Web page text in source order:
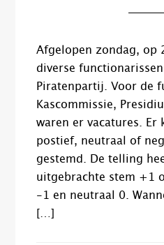
Afgelopen zondag, op
diverse
Piratenpartij. Voor de
Kascommissie,
waren er vacatures. Er
postief, neutraal of
gestemd. De telling
uitgebrachte stem +1
-1 en neutraal 0.
[…]